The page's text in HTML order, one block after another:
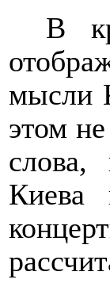
В
мысли
этом
Киева